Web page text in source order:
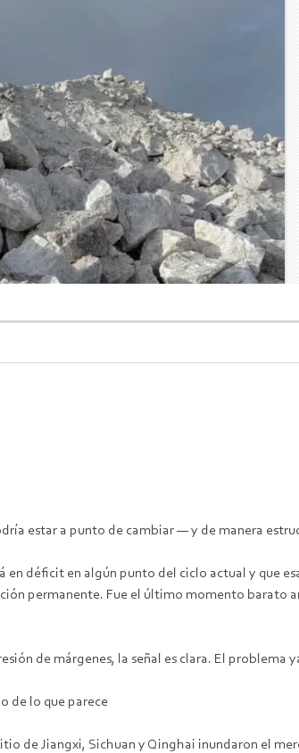
estar a punto de cambiar — y de manera
déficit en algún punto del ciclo actual y que
permanente. Fue el último momento barato
de márgenes, la señal es clara. El problema
de lo que parece
de Jiangxi, Sichuan y Qinghai inundaron el